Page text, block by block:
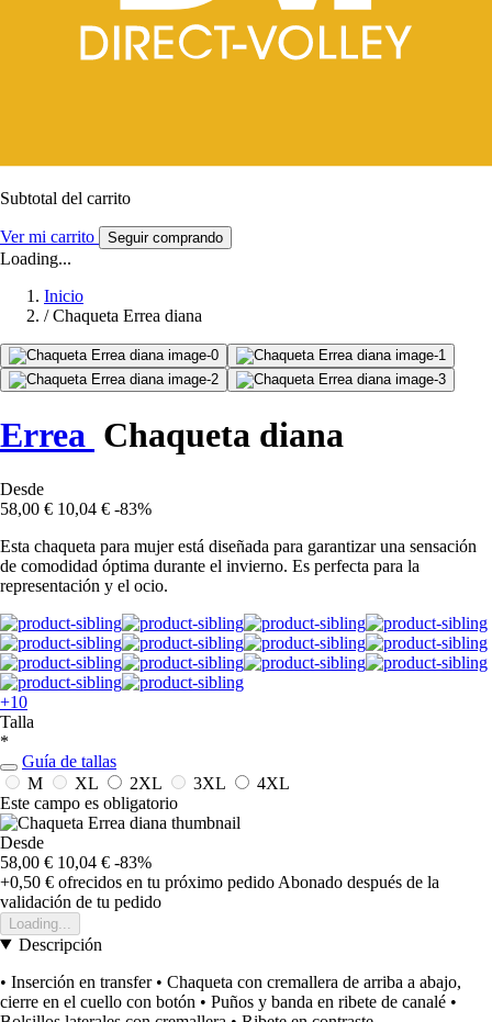
Subtotal del carrito
Ver mi carrito Seguir comprando
Loading...
Inicio
/ Chaqueta Errea diana
Errea Chaqueta diana
Desde
58,00 € 10,04 € -83%
Esta chaqueta para mujer está diseñada para garantizar una sensación
de comodidad óptima durante el invierno. Es perfecta para la
representación y el ocio.
+10
Talla
*
Guía de tallas
M
XL 2XL 3XL
4XL
Este campo es obligatorio
Desde
58,00 € 10,04 € -83%
+0,50 € ofrecidos en tu próximo pedido Abonado después de la
validación de tu pedido
Loading...
Descripción
• Inserción en transfer • Chaqueta con cremallera de arriba a abajo,
cierre en el cuello con botón • Puños y banda en ribete de canalé •